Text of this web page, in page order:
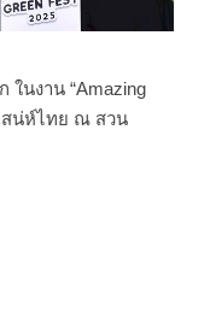
นงาน “Amazing
สน่ห์ไทย ณ สวน